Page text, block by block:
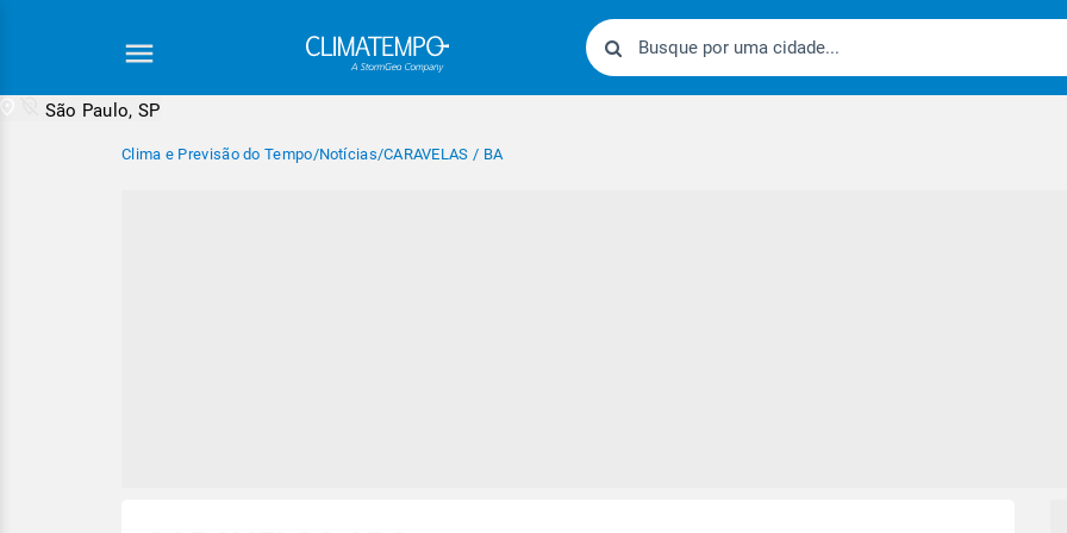
São Paulo, SP
Clima e Previsão do Tempo/Notícias/CARAVELAS / BA